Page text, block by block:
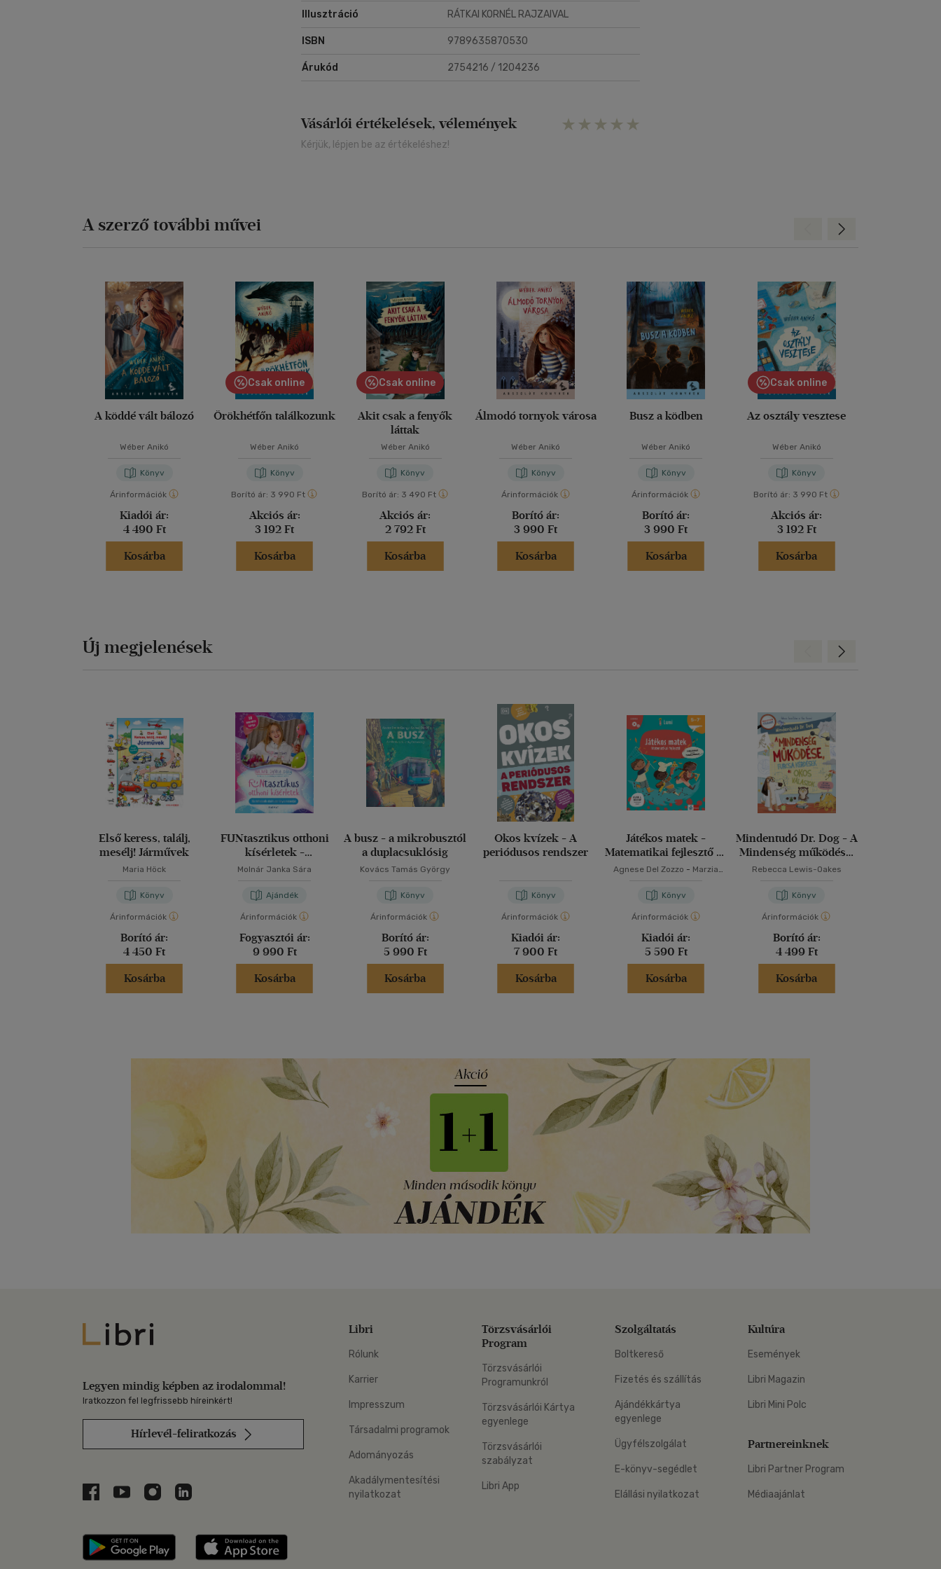
Illusztráció RÁTKAI KORNÉL RAJZAIVAL
ISBN 9789635870530
Árukód 2754216 / 1204236
Vásárlói értékelések, vélemények
Kérjük, lépjen be az értékeléshez!
A szerző további művei
A köddé vált bálozó
Wéber Anikó
Könyv
Árinformációk
Kiadói ár:
4 490 Ft
Kosárba
Csak online
Örökhétfőn találkozunk
Wéber Anikó
Könyv
Borító ár: 3 990 Ft
Akciós ár:
3 192 Ft
Kosárba
Csak online
Akit csak a fenyők
láttak
Wéber Anikó
Könyv
Borító ár: 3 490 Ft
Akciós ár:
2 792 Ft
Kosárba
Álmodó tornyok városa
Wéber Anikó
Könyv
Árinformációk
Borító ár:
3 990 Ft
Kosárba
Busz a ködben
Wéber Anikó
Könyv
Árinformációk
Borító ár:
3 990 Ft
Kosárba
Csak online
Az osztály vesztese
Wéber Anikó
Könyv
Borító ár: 3 990 Ft
Akciós ár:
3 192 Ft
Kosárba
Előre
Új megjelenések
Első keress, találj,
mesélj! Járművek
Maria Höck
Könyv
Árinformációk
Borító ár:
4 450 Ft
Kosárba
FUNtasztikus otthoni
kísérletek -
kártyacsomag
Molnár Janka Sára
Ajándék
Árinformációk
Fogyasztói ár:
9 990 Ft
Kosárba
A busz - a mikrobusztól
a duplacsuklósig
Kovács Tamás György
Könyv
Árinformációk
Borító ár:
5 990 Ft
Kosárba
Okos kvízek - A
periódusos rendszer
Könyv
Árinformációk
Kiadói ár:
7 900 Ft
Kosárba
Játékos matek -
Matematikai fejlesztő 5-
7 éveseknek
Agnese Del Zozzo - Marzia
Könyv
Árinformációk
Kiadói ár:
5 590 Ft
Kosárba
Mindentudó Dr. Dog - A
Mindenség működése,
furcsa kérdések és okos
Rebecca Lewis-Oakes
Könyv
Árinformációk
Borító ár:
4 499 Ft
Kosárba
Előre
Libri
Legyen mindig képben az irodalommal!
Iratkozzon fel legfrissebb híreinkért!
Hírlevél-feliratkozás
Libri a Facebookon
Libri a Youtube-on
Libri az Instagramon
Libri a LinkedInen
Libri applikáció Szerezd meg: Google Play
Libri
Rólunk
Karrier
Impresszum
Társadalmi programok
Adományozás
Akadálymentesítési
nyilatkozat
Törzsvásárlói
Program
Törzsvásárlói
Programunkról
Törzsvásárlói Kártya
egyenlege
Törzsvásárlói
szabályzat
Libri App
Szolgáltatás
Boltkereső
Fizetés és szállítás
Ajándékkártya
egyenlege
Ügyfélszolgálat
E-könyv-segédlet
Elállási nyilatkozat
Kultúra
Események
Libri Magazin
Libri Mini Polc
Partnereinknek
Libri Partner Program
Médiaajánlat